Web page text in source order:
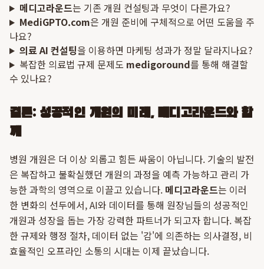
메디고라운드는 기존 개원 컨설팅과 무엇이 다른가요?
MediGPTO.com은 개원 준비에 구체적으로 어떤 도움을 주
나요?
의료 AI 컨설팅을 이용하면 마케팅 성과가 정말 달라지나요?
복잡한 의료법 규제 문제도 medigoround를 통해 해결할
수 있나요?
결론: 성공적인 개원의 미래, 메디고라운드와 함
께
병원 개원은 더 이상 외롭고 힘든 싸움이 아닙니다. 기술의 발전
은 복잡하고 불확실했던 개원의 과정을 예측 가능하고 관리 가
능한 과학의 영역으로 이끌고 있습니다. 메디고라운드는 이러
한 변화의 선두에서, AI와 데이터를 통해 원장님들의 성공적인
개원과 성장을 돕는 가장 강력한 파트너가 되고자 합니다. 복잡
한 규제와 행정 절차, 데이터 없는 '감'에 의존하는 의사결정, 비
효율적인 오프라인 소통의 시대는 이제 끝났습니다.